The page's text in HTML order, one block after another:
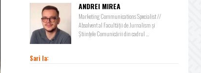
ANDREI MIREA
Marketing Communications Specialist //
Absolvent al Facultății de Jurnalism și
Științele Comunicării din cadrul ...
Sari la: